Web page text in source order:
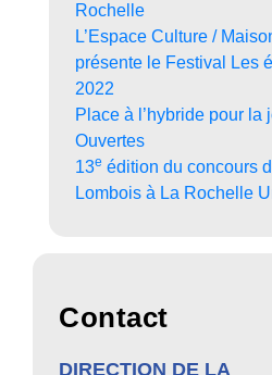
Rochelle
L’Espace Culture /
présente le Festival Les
2022
Place à l’hybride pour la
Ouvertes
13e édition du concours
Lombois à La Rochelle
Contact
DIRECTION DE LA